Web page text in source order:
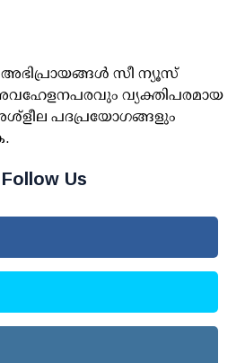
സീ ന്യൂസ്
വ്യക്തിപരമായ
പദപ്രയോഗങ്ങളും
Follow Us